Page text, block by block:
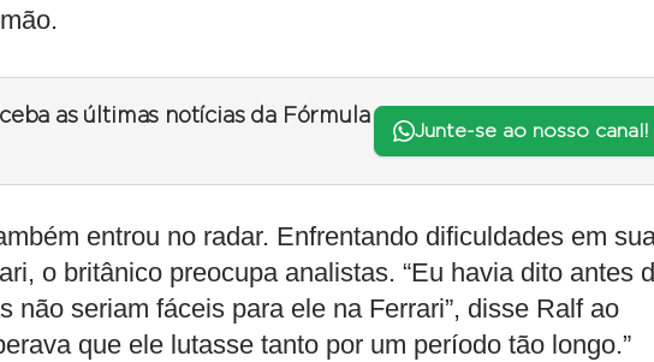
as últimas notícias da Fórmula
Junte-se ao nosso canal!
entrou no radar. Enfrentando dificuldades em
o britânico preocupa analistas. “Eu havia dito antes
não seriam fáceis para ele na Ferrari”, disse Ralf ao
que ele lutasse tanto por um período tão longo.”